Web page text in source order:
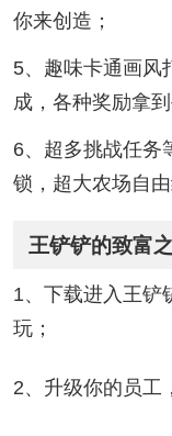
你来创造；
5、趣味卡通画风
成，各种奖励拿到
6、超多挑战任务
锁，超大农场自由
王铲铲的致富
1、下载进入王铲
玩；
2、升级你的员工